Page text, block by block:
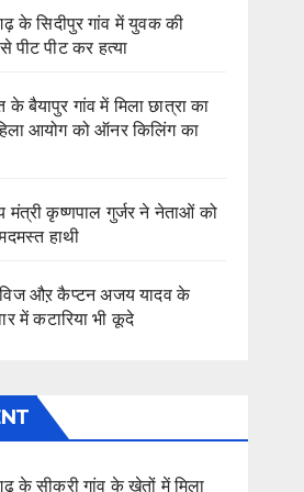
के सिदीपुर गांव में युवक की
पीट पीट कर हत्या
के बैयापुर गांव में मिला छात्रा का
आयोग को ऑनर किलिंग का
मंत्री कृष्णपाल गुर्जर ने नेताओं को
हाथी
औऱ कैप्टन अजय यादव के
में कटारिया भी कूदे
के सीकरी गांव के खेतों में मिला